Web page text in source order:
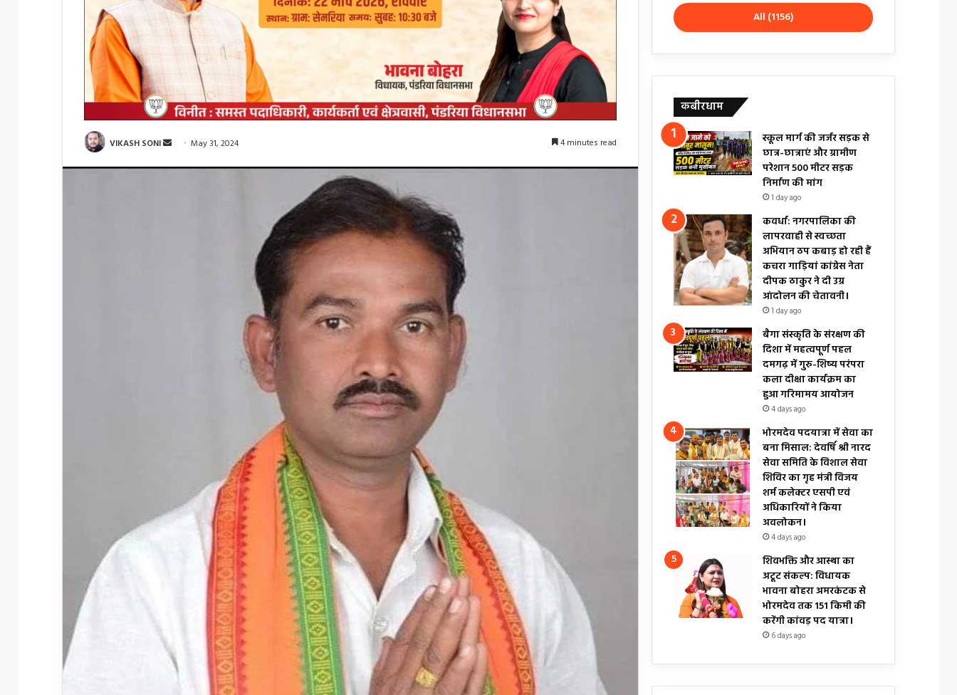
VIKASH SONI
Send May 31, 2024 4 minutes read
All (1156)
कबीरधाम
स्कूल मार्ग की जर्जर सड़क से
छात्र-छात्राएं और ग्रामीण
परेशान 500 मीटर सड़क
निर्माण की मांग
1 day ago
कवर्धा: नगरपालिका की
लापरवाही से स्वच्छता
अभियान ठप कबाड़ हो रही हैं
कचरा गाड़ियां कांग्रेस नेता
दीपक ठाकुर ने दी उग्र
आंदोलन की चेतावनी।
1 day ago
बैगा संस्कृति के संरक्षण की
दिशा में महत्वपूर्ण पहल
दमगढ़ में गुरु-शिष्य परंपरा
कला दीक्षा कार्यक्रम का
हुआ गरिमामय आयोजन
4 days ago
भोरमदेव पदयात्रा में सेवा का
बना मिसाल: देवर्षि श्री नारद
सेवा समिति के विशाल सेवा
शिविर का गृह मंत्री विजय
शर्म कलेक्टर एसपी एवं
अधिकारियों ने किया
अवलोकन।
4 days ago
शिवभक्ति और आस्था का
अटूट संकल्प: विधायक
भावना बोहरा अमरकंटक से
भोरमदेव तक 151 किमी की
करेंगी कांवड़ पद यात्रा।
6 days ago